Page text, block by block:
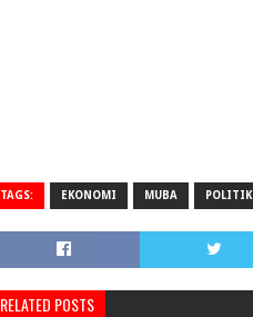
TAGS: EKONOMI MUBA POLITIK
RELATED POSTS